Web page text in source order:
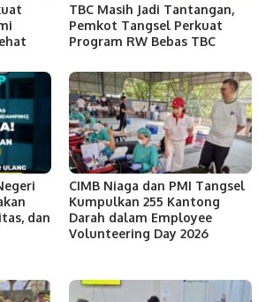
TBC Masih Jadi Tantangan,
Pemkot Tangsel Perkuat
Program RW Bebas TBC
dan
CIMB Niaga dan PMI Tangsel
Kumpulkan 255 Kantong
Darah dalam Employee
Volunteering Day 2026